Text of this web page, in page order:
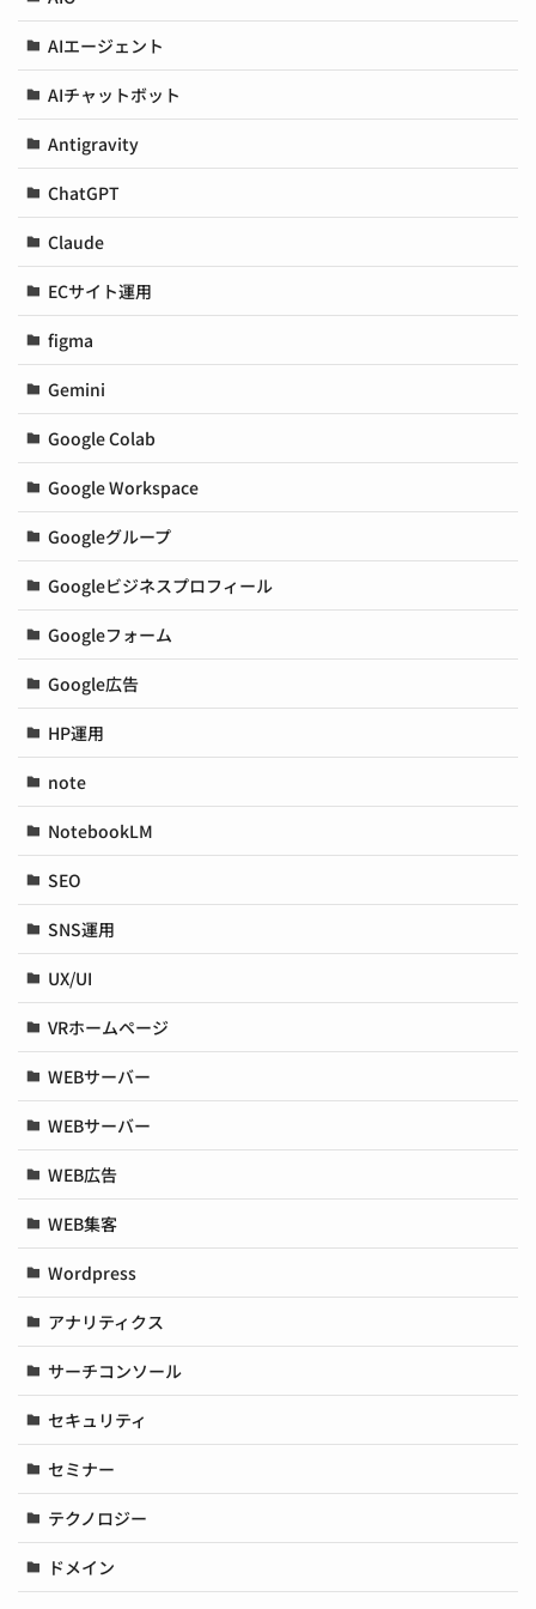
AIエージェント
AIチャットボット
Antigravity
ChatGPT
Claude
ECサイト運用
figma
Gemini
Google Colab
Google Workspace
Googleグループ
Googleビジネスプロフィール
Googleフォーム
Google広告
HP運用
note
NotebookLM
SEO
SNS運用
UX/UI
VRホームページ
WEBサーバー
WEBサーバー
WEB広告
WEB集客
Wordpress
アナリティクス
サーチコンソール
セキュリティ
セミナー
テクノロジー
ドメイン